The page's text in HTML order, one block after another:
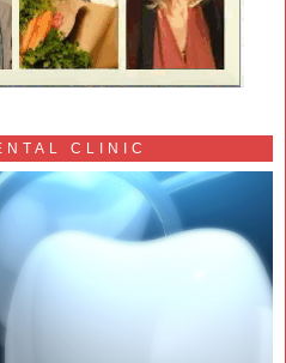
CLINIC